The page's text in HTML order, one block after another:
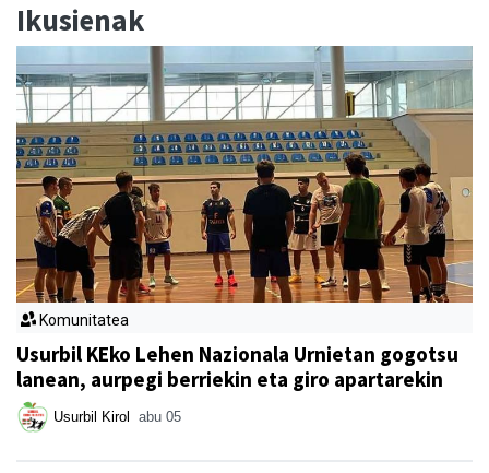
Ikusienak
Komunitatea
Usurbil KEko Lehen Nazionala Urnietan gogotsu
lanean, aurpegi berriekin eta giro apartarekin
Usurbil Kirol abu 05